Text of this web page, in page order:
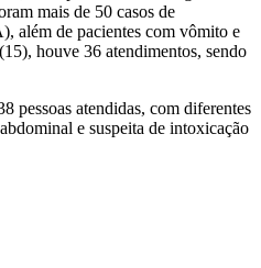
mais de 50 casos de
além de pacientes com vômito e
houve 36 atendimentos, sendo
pessoas atendidas, com diferentes
e suspeita de intoxicação